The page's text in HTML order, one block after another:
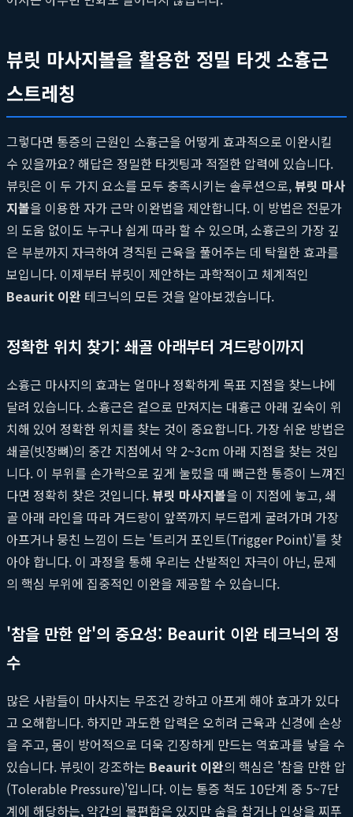
뷰릿 마사지볼을 활용한 정밀 타겟 소흉근
스트레칭
그렇다면 통증의 근원인 소흉근을 어떻게 효과적으로 이완시킬
수 있을까요? 해답은 정밀한 타겟팅과 적절한 압력에 있습니다.
뷰릿은 이 두 가지 요소를 모두 충족시키는 솔루션으로,뷰릿 마사
지볼을 이용한 자가 근막 이완법을 제안합니다. 이 방법은 전문가
의 도움 없이도 누구나 쉽게 따라 할 수 있으며, 소흉근의 가장 깊
은 부분까지 자극하여 경직된 근육을 풀어주는 데 탁월한 효과를
보입니다. 이제부터 뷰릿이 제안하는 과학적이고 체계적인
Beaurit 이완 테크닉의 모든 것을 알아보겠습니다.
정확한 위치 찾기: 쇄골 아래부터 겨드랑이까지
소흉근 마사지의 효과는 얼마나 정확하게 목표 지점을 찾느냐에
달려 있습니다. 소흉근은 겉으로 만져지는 대흉근 아래 깊숙이 위
치해 있어 정확한 위치를 찾는 것이 중요합니다. 가장 쉬운 방법은
쇄골(빗장뼈)의 중간 지점에서 약 2~3cm 아래 지점을 찾는 것입
니다. 이 부위를 손가락으로 깊게 눌렀을 때 뻐근한 통증이 느껴진
다면 정확히 찾은 것입니다.뷰릿 마사지볼을 이 지점에 놓고, 쇄
골 아래 라인을 따라 겨드랑이 앞쪽까지 부드럽게 굴려가며 가장
아프거나 뭉친 느낌이 드는 '트리거 포인트(Trigger Point)'를 찾
아야 합니다. 이 과정을 통해 우리는 산발적인 자극이 아닌, 문제
의 핵심 부위에 집중적인 이완을 제공할 수 있습니다.
'참을 만한 압'의 중요성: Beaurit 이완 테크닉의 정
수
많은 사람들이 마사지는 무조건 강하고 아프게 해야 효과가 있다
고 오해합니다. 하지만 과도한 압력은 오히려 근육과 신경에 손상
을 주고, 몸이 방어적으로 더욱 긴장하게 만드는 역효과를 낳을 수
있습니다. 뷰릿이 강조하는 Beaurit 이완의 핵심은 '참을 만한 압
(Tolerable Pressure)'입니다. 이는 통증 척도 10단계 중 5~7단
계에 해당하는, 약간의 불편함은 있지만 숨을 참거나 인상을 찌푸